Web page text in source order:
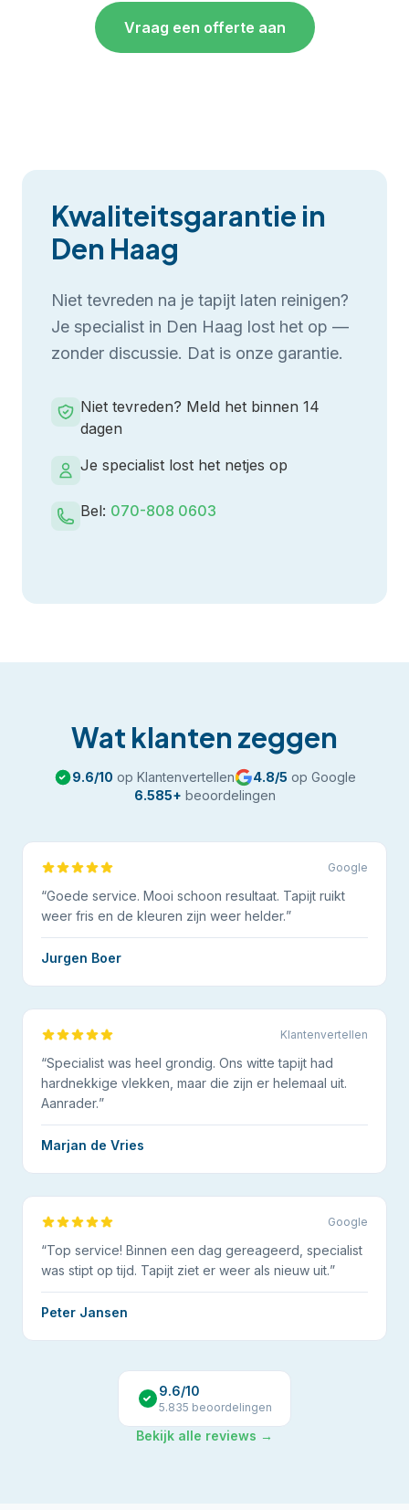
Vraag een offerte aan
Kwaliteitsgarantie in
Den Haag
Niet tevreden na je tapijt laten reinigen?
Je specialist in Den Haag lost het op —
zonder discussie. Dat is onze garantie.
Niet tevreden? Meld het binnen 14
dagen
Je specialist lost het netjes op
Bel: 070-808 0603
Wat klanten zeggen
9.6/10 op Klantenvertellen 4.8/5 op Google
6.585+ beoordelingen
Google
“Goede service. Mooi schoon resultaat. Tapijt ruikt
weer fris en de kleuren zijn weer helder.”
Jurgen Boer
Klantenvertellen
“Specialist was heel grondig. Ons witte tapijt had
hardnekkige vlekken, maar die zijn er helemaal uit.
Aanrader.”
Marjan de Vries
Google
“Top service! Binnen een dag gereageerd, specialist
was stipt op tijd. Tapijt ziet er weer als nieuw uit.”
Peter Jansen
9.6/10
5.835 beoordelingen
Bekijk alle reviews →